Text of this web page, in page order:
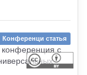
Конференци статья